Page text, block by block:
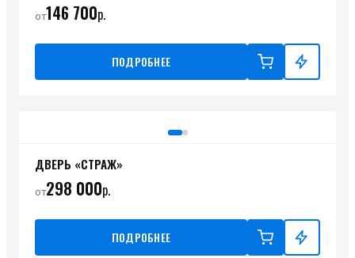
от146 700р.
ПОДРОБНЕЕ
ДВЕРЬ «СТРАЖ»
от298 000р.
ПОДРОБНЕЕ